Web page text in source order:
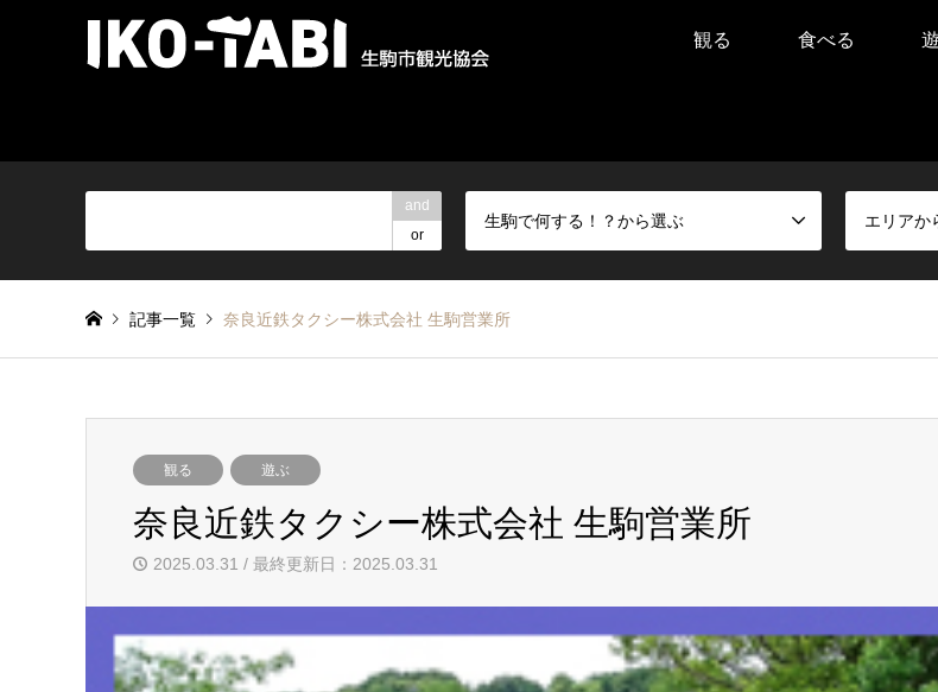
観る 食べる
and
or
生駒で何する！？から選ぶ エリアか
記事一覧 奈良近鉄タクシー株式会社 生駒営業所
観る 遊ぶ
奈良近鉄タクシー株式会社 生駒営業所
2025.03.31 / 最終更新日：2025.03.31